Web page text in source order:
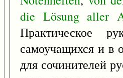
die Lösung aller
Практическое
самоучащихся и в
для сочинителей